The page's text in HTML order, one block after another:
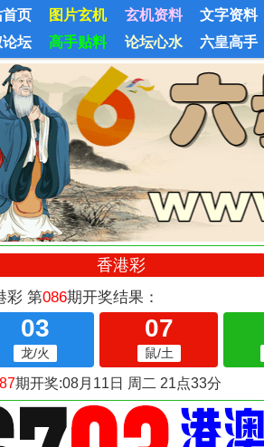
首页 图片玄机 玄机资料 文字资料
坛
高手贴料 论坛心水 六皇高手